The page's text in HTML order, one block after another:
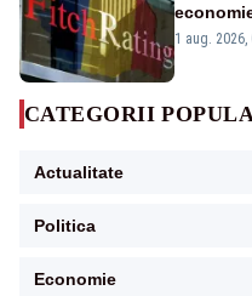
„BBB-”
1 aug. 2026,
CATEGORII
Actualitate
Politica
Economie